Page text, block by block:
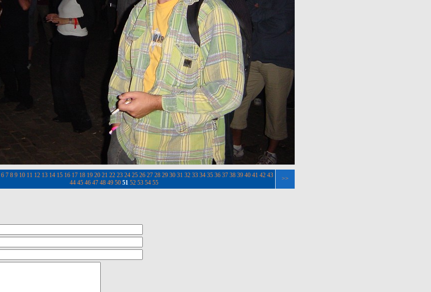
6 7 8 9 10 11 12 13 14 15 16 17 18 19 20 21 22 23 24 25 26 27 28 29 30 31 32 33 34 35 36 37 38 39 40 41 42 43
44 45 46 47 48 49 50 51 52 53 54 55
>>